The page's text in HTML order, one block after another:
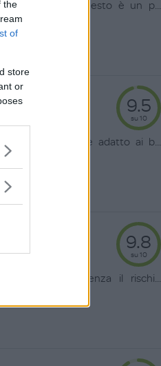
the
of
store
or
e gradevole e questo è un p...
9.5
su 10
che è ottimo, è adatto ai b...
9.8
su 10
ricamati senza il rischi...